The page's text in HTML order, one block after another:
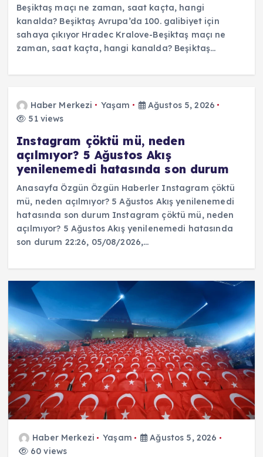
Beşiktaş maçı ne zaman, saat kaçta, hangi
kanalda? Beşiktaş Avrupa’da 100. galibiyet için
sahaya çıkıyor Hradec Kralove-Beşiktaş maçı ne
zaman, saat kaçta, hangi kanalda? Beşiktaş…
Haber Merkezi Yaşam
Ağustos 5, 2026
51 views
Instagram çöktü mü, neden
açılmıyor? 5 Ağustos Akış
yenilenemedi hatasında son durum
Anasayfa Özgün Özgün Haberler Instagram çöktü
mü, neden açılmıyor? 5 Ağustos Akış yenilenemedi
hatasında son durum Instagram çöktü mü, neden
açılmıyor? 5 Ağustos Akış yenilenemedi hatasında
son durum 22:26, 05/08/2026,…
Haber Merkezi Yaşam
Ağustos 5, 2026
60 views